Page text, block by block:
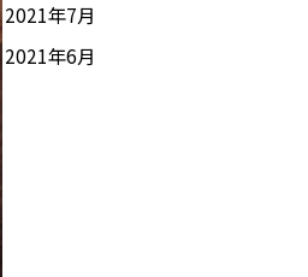
2021年7月
2021年6月